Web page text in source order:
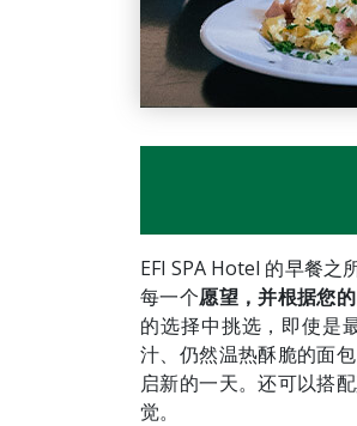
EFI SPA Hotel 的早餐之
每一个愿望，并根据您
的选择中挑选，即使是
汁、仍然温热酥脆的面
启新的一天。还可以搭
觉。